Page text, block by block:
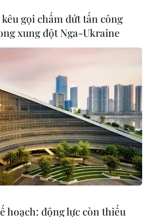
Liên hợp quốc tiếp tục bị
2018-2019
quốc đã thông qua ngân sách trị
USD trong giai đoạn 2018-2019,
số 5,4 tỷ USD được Tổng Thư ký
Guterres đề xuất.
gọi chấm dứt tấn công
xung đột Nga-Ukraine
hoạch: động lực còn thiếu